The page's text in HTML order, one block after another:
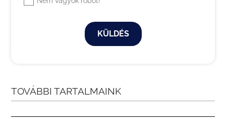
KÜLDÉS
TOVÁBBI TARTALMAINK